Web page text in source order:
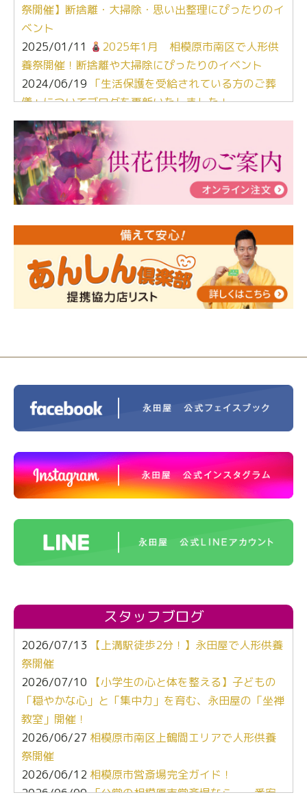
祭開催】断捨離・大掃除・思い出整理にぴったりのイ
ベント
2025/01/11
2025年1月 相模原市南区で人形供
養祭開催！断捨離や大掃除にぴったりのイベント
2024/06/19 「生活保護を受給されている方のご葬
儀」についてブログを更新いたしました！
2024/03/06【終活なるほど教室】「マンガで学
ぶ！はじめてのお葬式」小さな家族葬ハウス®町田成
瀬 ご参加ありがとうございました！
2024/01/19令和6年能登半島地震災害の寄付のご報
告
人形供養 寄付のご報告
2023/12/16終活なるほど教室＠小さな家族葬ハウ
ス®上鶴間 エンディングノートを書いてみよう！
2023/11/29 永田屋創業110周年記念式典 レンブラ
ントホテル東京町田
スタッフブログ
2026/07/13
【上溝駅徒歩2分！】永田屋で人形供養
祭開催
2026/07/10
【小学生の心と体を整える】子どもの
「穏やかな心」と「集中力」を育む、永田屋の「坐禅
教室」開催！
2026/06/27 相模原市南区上鶴間エリアで人形供養
祭開催
2026/06/12 相模原市営斎場完全ガイド！